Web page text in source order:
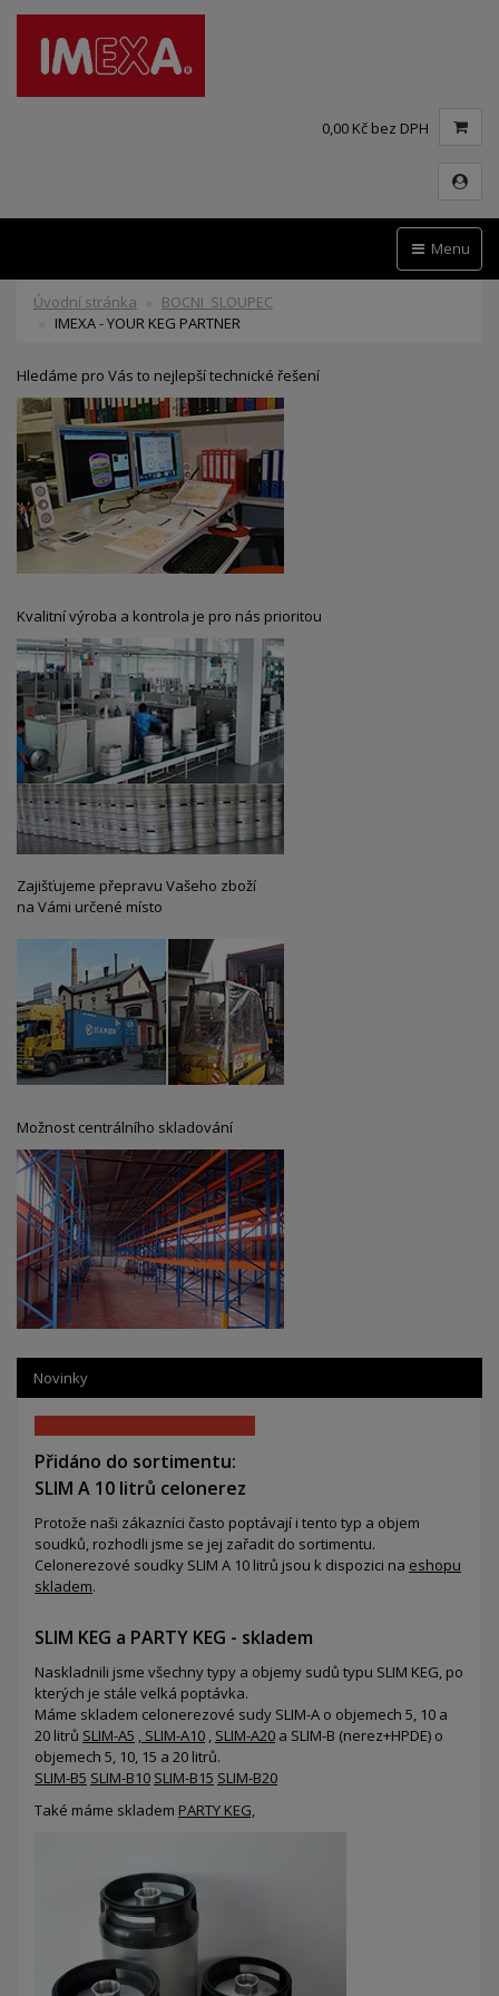
0,00 Kč bez DPH
Menu
Úvodní stránka
BOCNI_SLOUPEC
IMEXA - YOUR KEG PARTNER
Hledáme pro Vás to nejlepší technické řešení
Kvalitní výroba a kontrola je pro nás prioritou
Zajišťujeme přepravu Vašeho zboží
na Vámi určené místo
Možnost centrálního skladování
Novinky
Přidáno do sortimentu:
SLIM A 10 litrů celonerez
Protože naši zákazníci často poptávají i tento typ a objem
soudků, rozhodli jsme se jej zařadit do sortimentu.
Celonerezové soudky SLIM A 10 litrů jsou k dispozici na eshopu
skladem.
SLIM KEG a PARTY KEG - skladem
Naskladnili jsme všechny typy a objemy sudů typu SLIM KEG, po
kterých je stále velká poptávka.
Máme skladem celonerezové sudy SLIM-A o objemech 5, 10 a
20 litrů SLIM-A5 , SLIM-A10 , SLIM-A20 a SLIM-B (nerez+HPDE) o
objemech 5, 10, 15 a 20 litrů.
SLIM-B5 SLIM-B10 SLIM-B15 SLIM-B20
Také máme skladem PARTY KEG,